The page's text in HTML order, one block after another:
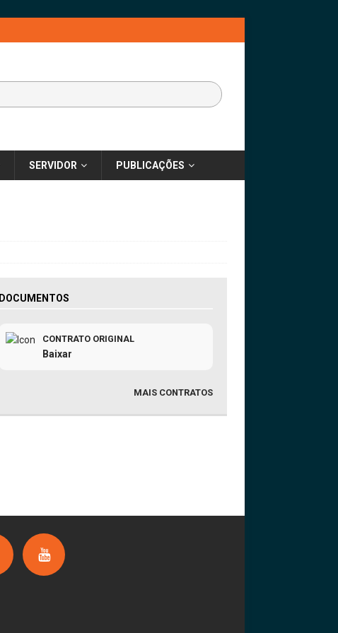
SERVIDOR PUBLICAÇÕES
DOCUMENTOS
CONTRATO ORIGINAL
Baixar
MAIS CONTRATOS